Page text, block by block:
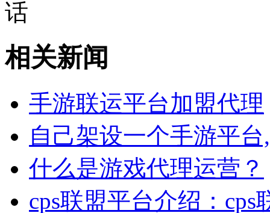
相关新闻
手游联运平台加盟代理
自己架设一个手游平
什么是游戏代理运营？
cps联盟平台介绍：